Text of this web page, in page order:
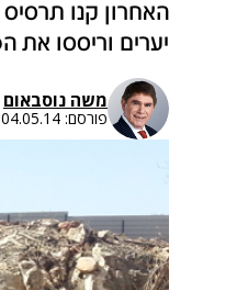
האחרון קנו
יערים וריססו את
משה נוסבאום
פורסם: 04.05.14, 16:04